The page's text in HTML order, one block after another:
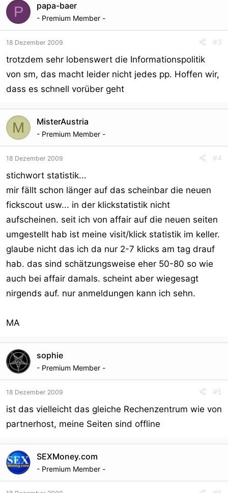
P papa-baer
- Premium Member -
18 Dezember 2009 #3
trotzdem sehr lobenswert die Informationspolitik
von sm, das macht leider nicht jedes pp. Hoffen wir,
dass es schnell vorüber geht
M MisterAustria
- Premium Member -
18 Dezember 2009 #4
stichwort statistik...
mir fällt schon länger auf das scheinbar die neuen
fickscout usw... in der klickstatistik nicht
aufscheinen. seit ich von affair auf die neuen seiten
umgestellt hab ist meine visit/klick statistik im keller.
glaube nicht das ich da nur 2-7 klicks am tag drauf
hab. das sind schätzungsweise eher 50-80 so wie
auch bei affair damals. scheint aber wiegesagt
nirgends auf. nur anmeldungen kann ich sehn.
MA
sophie
- Premium Member -
18 Dezember 2009 #5
ist das vielleicht das gleiche Rechenzentrum wie von
partnerhost, meine Seiten sind offline
SEXMoney.com
- Premium Member -